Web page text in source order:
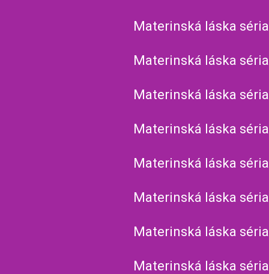
Materinská láska
Materinská láska
Materinská láska
Materinská láska
Materinská láska
Materinská láska
Materinská láska
Materinská láska